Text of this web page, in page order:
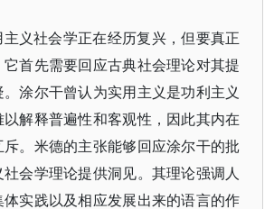
主义社会学正在经历复兴，但要真正
首先需要回应古典社会理论对其提
涂尔干曾认为实用主义是功利主义
解释普遍性和客观性，因此其内在
斥。米德的主张能够回应涂尔干的批
会学理论提供洞见。其理论强调人
实践以及相应发展出来的语言的作